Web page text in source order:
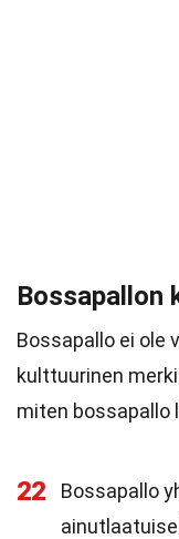
Bossapallon
Bossapallo ei ole
kulttuurinen
miten bossapallo
22
Bossapallo